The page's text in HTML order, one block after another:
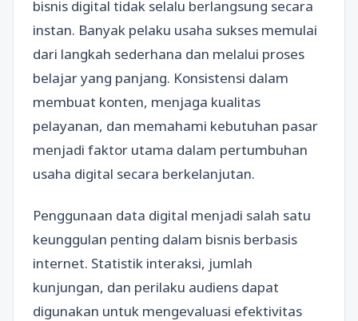
bisnis digital tidak selalu berlangsung secara
instan. Banyak pelaku usaha sukses memulai
dari langkah sederhana dan melalui proses
belajar yang panjang. Konsistensi dalam
membuat konten, menjaga kualitas
pelayanan, dan memahami kebutuhan pasar
menjadi faktor utama dalam pertumbuhan
usaha digital secara berkelanjutan.
Penggunaan data digital menjadi salah satu
keunggulan penting dalam bisnis berbasis
internet. Statistik interaksi, jumlah
kunjungan, dan perilaku audiens dapat
digunakan untuk mengevaluasi efektivitas